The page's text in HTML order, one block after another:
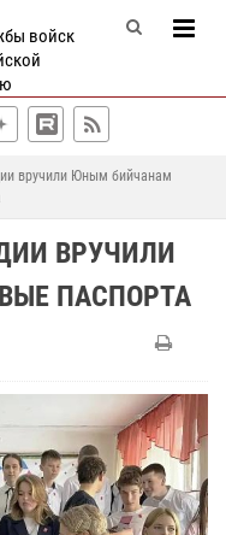
войск
вручили Юным бийчанам
ВРУЧИЛИ
ПАСПОРТА